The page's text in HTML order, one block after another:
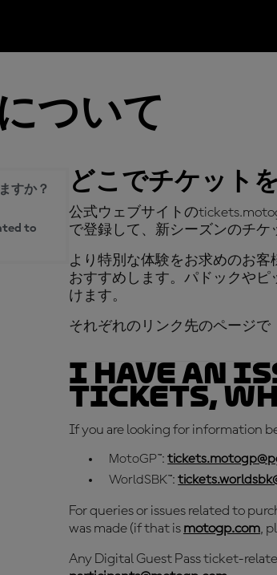
ついて
すか？
to
どこでチケット
公式ウェブサイトの
で登録して、新シーズンのチケ
より特別な体験をお求めのお客
おすすめします。パドックや
けます。
それぞれのリンク先のページで
I have an
Tickets,
If you are looking for information
MotoGP™:
WorldSBK™:
For queries or issues related to
was made (if that is motogp.com ,
Any Digital Guest Pass ticket-